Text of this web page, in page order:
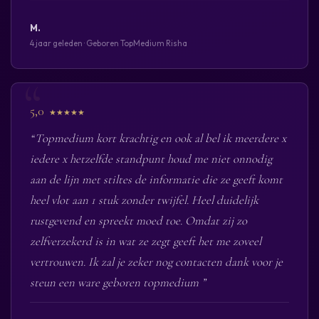
M.
4 jaar geleden · Geboren TopMedium Risha
5,0 ★★★★★
“Topmedium kort krachtig en ook al bel ik meerdere x
iedere x hetzelfde standpunt houd me niet onnodig
aan de lijn met stiltes de informatie die ze geeft komt
heel vlot aan 1 stuk zonder twijfel. Heel duidelijk
rustgevend en spreekt moed toe. Omdat zij zo
zelfverzekerd is in wat ze zegt geeft het me zoveel
vertrouwen. Ik zal je zeker nog contacten dank voor je
steun een ware geboren topmedium ”